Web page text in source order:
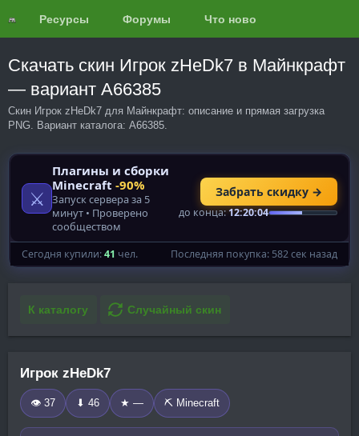
Ресурсы Форумы Что нового?
Скачать скин Игрок zHeDk7 в Майнкрафт
— вариант A66385
Скин Игрок zHeDk7 для Майнкрафт: описание и прямая загрузка
PNG. Вариант каталога: A66385.
К каталогу Случайный скин
Игрок zHeDk7
👁 37 ⬇ 46 ★ — ⛏️ Minecraft